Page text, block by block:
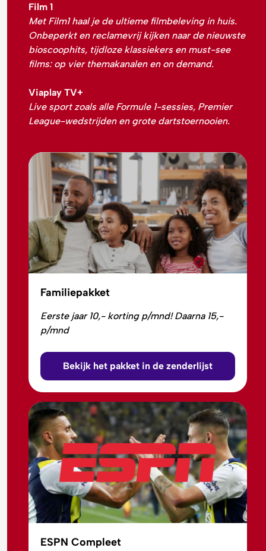
Film 1
Met Film1haal je de ultieme filmbeleving in huis.
Onbeperkt en reclamevrij kijken naar de nieuwste
bioscoophits, tijdloze klassiekers en must-see
films: op vier themakanalen en on demand.
Viaplay TV+
Live sport zoals alle Formule 1-sessies, Premier
League-wedstrijden en grote dartstoernooien.
Familiepakket
Eerste jaar 10,- korting p/mnd! Daarna 15,-
p/mnd
Bekijk het pakket in de zenderlijst
ESPN Compleet